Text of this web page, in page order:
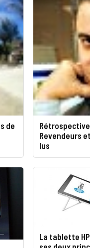
de
Revendeurs
lus
La tablette